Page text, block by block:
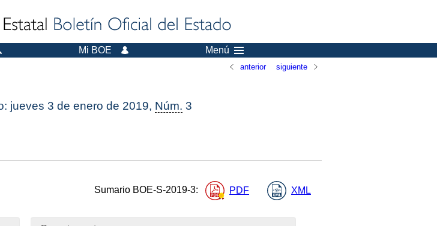
Mi BOE Menú
anterior siguiente
jueves 3 de enero de 2019, Núm. 3
Sumario BOE-S-2019-3: PDF XML